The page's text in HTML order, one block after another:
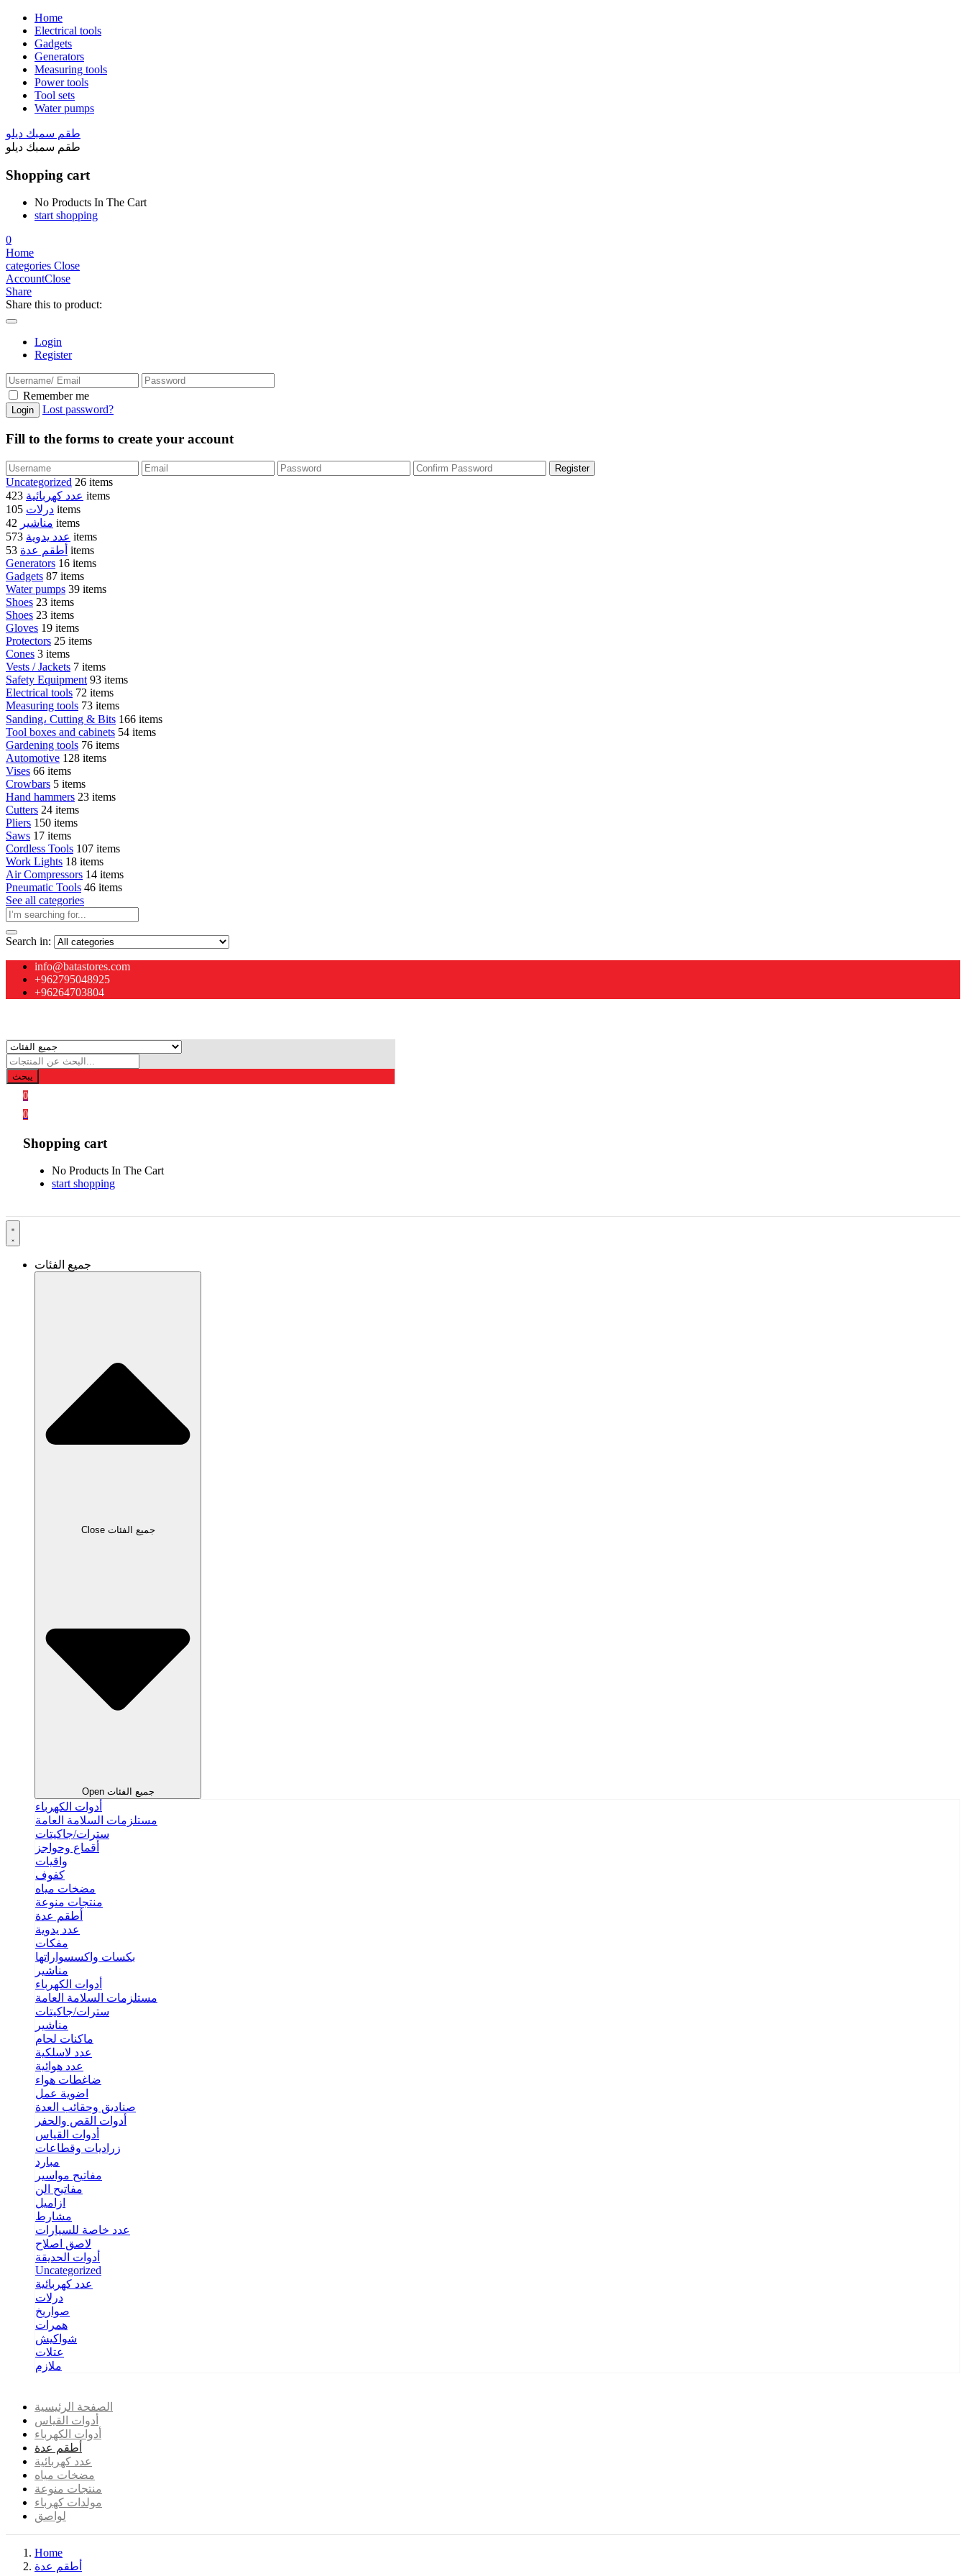
Home
Electrical tools
Gadgets
Generators
Measuring tools
Power tools
Tool sets
Water pumps
طقم سمبك ديلو
طقم سمبك ديلو
Shopping cart
No Products In The Cart
start shopping
0
Home
categories Close
AccountClose
Share
Share this to product:
Login
Register
Remember me
Lost password?
Fill to the forms to create your account
Uncategorized 26 items
عدد كهربائية 423 items
درلات 105 items
مناشير 42 items
عدد يدوية 573 items
أطقم عدة 53 items
Generators 16 items
Gadgets 87 items
Water pumps 39 items
Shoes 23 items
Shoes 23 items
Gloves 19 items
Protectors 25 items
Cones 3 items
Vests / Jackets 7 items
Safety Equipment 93 items
Electrical tools 72 items
Measuring tools 73 items
Sanding، Cutting & Bits 166 items
Tool boxes and cabinets 54 items
Gardening tools 76 items
Automotive 128 items
Vises 66 items
Crowbars 5 items
Hand hammers 23 items
Cutters 24 items
Pliers 150 items
Saws 17 items
Cordless Tools 107 items
Work Lights 18 items
Air Compressors 14 items
Pneumatic Tools 46 items
See all categories
Search in:
info@batastores.com
+962795048925
+96264703804
يبحث
0
0
Shopping cart
No Products In The Cart
start shopping
جميع الفئات
Close جميع الفئات
Open جميع الفئات
أدوات الكهرباء
مستلزمات السلامة العامة
سترات/جاكيتات
أقماع وحواجز
واقيات
كفوف
مضخات مياه
منتجات منوعة
أطقم عدة
عدد يدوية
مفكات
بكسات واكسسواراتها
مناشير
أدوات الكهرباء
مستلزمات السلامة العامة
سترات/جاكيتات
مناشير
ماكنات لحام
عدد لاسلكية
عدد هوائية
ضاغطات هواء
اضوية عمل
صناديق وحقائب العدة
أدوات القص والحفر
أدوات القياس
زراديات وقطاعات
مبارد
مفاتيح مواسير
مفاتيح الن
ازاميل
مشارط
عدد خاصة للسيارات
لاصق اصلاح
أدوات الحديقة
Uncategorized
عدد كهربائية
درلات
صواريخ
همرات
شواكيش
عتلات
ملازم
الصفحة الرئيسية
أدوات القياس
أدوات الكهرباء
أطقم عدة
عدد كهربائية
مضخات مياه
منتجات منوعة
مولدات كهرباء
لواصق
Home
أطقم عدة